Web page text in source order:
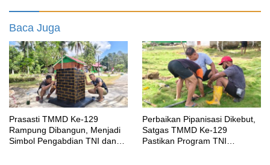
Baca Juga
Prasasti TMMD Ke-129
Rampung Dibangun, Menjadi
Simbol Pengabdian TNI dan
Perbaikan Pipanisasi Dikebut,
Satgas TMMD Ke-129
Pastikan Program TNI